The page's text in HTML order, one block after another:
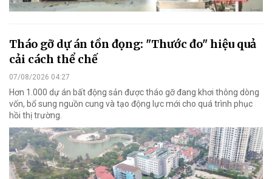
Tháo gỡ dự án tồn đọng: "Thước đo" hiệu quả
cải cách thể chế
07/08/2026 04:27
Hơn 1.000 dự án bất động sản được tháo gỡ đang khơi thông dòng
vốn, bổ sung nguồn cung và tạo động lực mới cho quá trình phục
hồi thị trường.